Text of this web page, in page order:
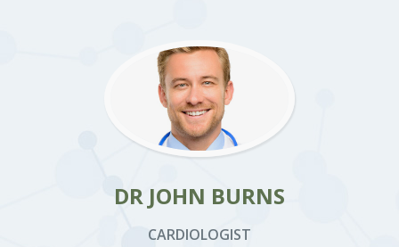
DR JOHN BURNS
CARDIOLOGIST